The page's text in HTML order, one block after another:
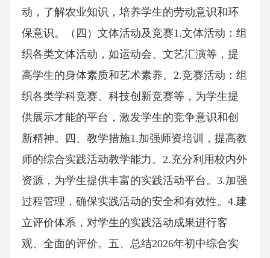
动，了解农业知识，培养学生的劳动意识和环
保意识。（四）文体活动及竞赛1.文体活动：组
织各类文体活动，如运动会、文艺汇演等，提
高学生的身体素质和艺术素养。2.竞赛活动：组
织各类学科竞赛、科技创新竞赛等，为学生提
供展示才能的平台，激发学生的竞争意识和创
新精神。四、教学措施1.加强师资培训，提高教
师的综合实践活动教学能力。2.充分利用校内外
资源，为学生提供丰富的实践活动平台。3.加强
过程管理，确保实践活动的安全和有效性。4.建
立评价体系，对学生的实践活动成果进行客
观、全面的评价。五、总结2026年初中综合实